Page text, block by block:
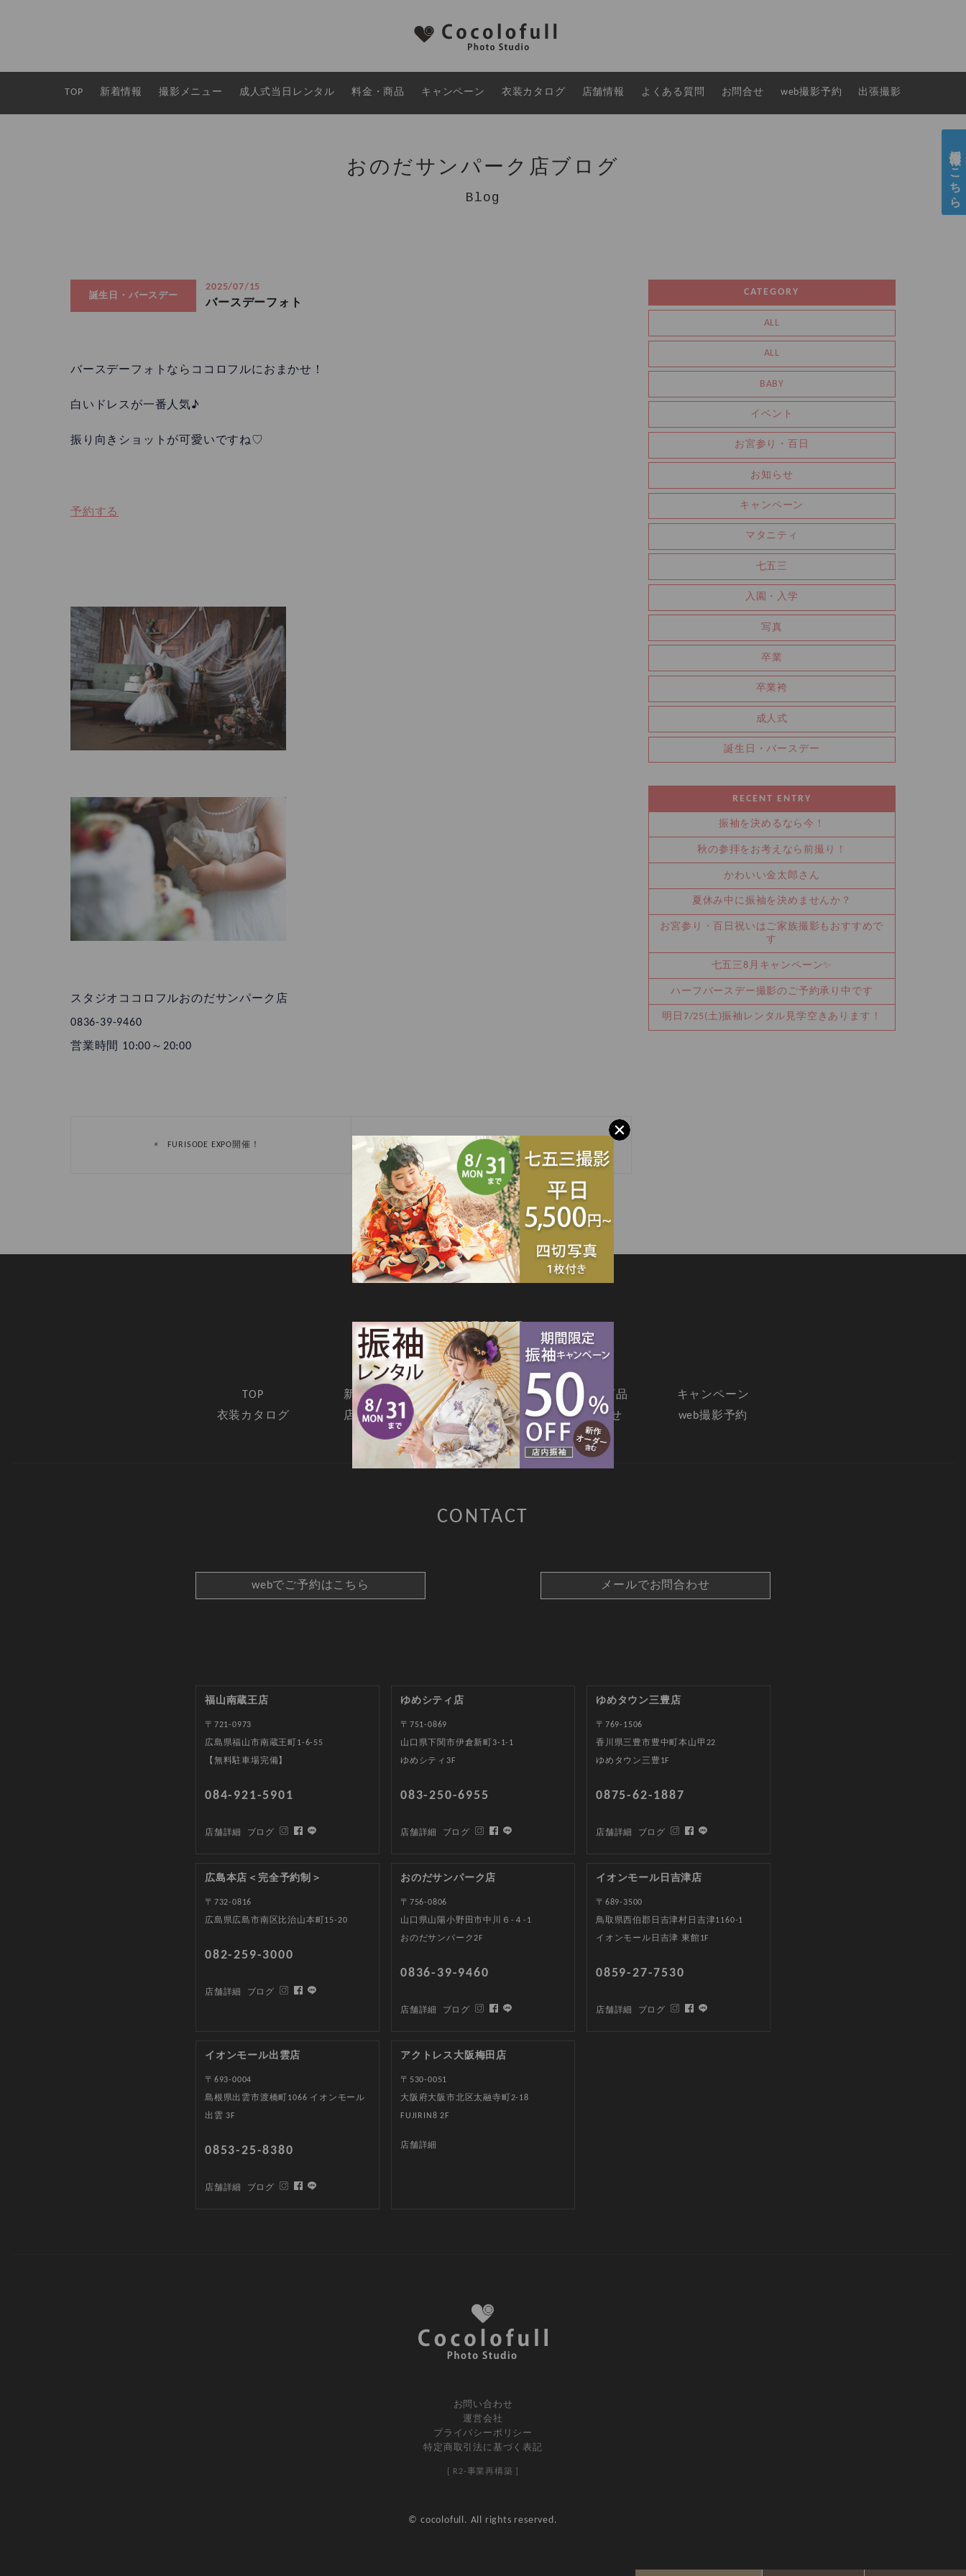
TOP 新着情報 撮影メニュー 成人式当日レンタル 料金・商品 キャンペーン 衣装カタログ 店舗情報 よくある質問 お問合せ web撮影予約 出張撮影
おのだサンパーク店ブログ
Blog
誕生日・バースデー
2025/07/15
バースデーフォト
バースデーフォトならココロフルにおまかせ！
白いドレスが一番人気♪
振り向きショットが可愛いですね♡
予約する
スタジオココロフルおのだサンパーク店
0836-39-9460
営業時間 10:00～20:00
« FURISODE EXPO開催！ 振袖特別展示会
CATEGORY
ALL
ALL
BABY
イベント
お宮参り・百日
お知らせ
キャンペーン
マタニティ
七五三
入園・入学
写真
卒業
卒業袴
成人式
誕生日・バースデー
RECENT ENTRY
振袖を決めるなら今！
秋の参拝をお考えなら前撮り！
かわいい金太郎さん
夏休み中に振袖を決めませんか？
お宮参り・百日祝いはご家族撮影もおすすめで
す
七五三8月キャンペーン✨
ハーフバースデー撮影のご予約承り中です
明日7/25(土)振袖レンタル見学空きあります！
SITEMAP
TOP 新着情報 撮影メニュー 料金・商品
キャンペーン
衣装カタログ
店舗情報 よくあるご質問 お問合せ web撮影予約
CONTACT
webでご予約はこちら メールでお問合わせ
福山南蔵王店
〒721-0973
広島県福山市南蔵王町1-6-55
【無料駐車場完備】
084-921-5901
店舗詳細 ブログ
ゆめシティ店
〒751-0869
山口県下関市伊倉新町3-1-1
ゆめシティ3F
083-250-6955
店舗詳細 ブログ
ゆめタウン三豊店
〒769-1506
香川県三豊市豊中町本山甲22
ゆめタウン三豊1F
0875-62-1887
店舗詳細 ブログ
広島本店＜完全予約制＞
〒732-0816
広島県広島市南区比治山本町15-20
082-259-3000
店舗詳細 ブログ
おのだサンパーク店
〒756-0806
山口県山陽小野田市中川６-４-1
おのだサンパーク2F
0836-39-9460
店舗詳細 ブログ
イオンモール日吉津店
〒689-3500
鳥取県西伯郡日吉津村日吉津1160-1
イオンモール日吉津 東館1F
0859-27-7530
店舗詳細 ブログ
イオンモール出雲店
〒693-0004
島根県出雲市渡橋町1066 イオンモール
出雲 3F
0853-25-8380
店舗詳細 ブログ
アクトレス大阪梅田店
〒530-0051
大阪府大阪市北区太融寺町2-18
FUJIRIN8 2F
店舗詳細
お問い合わせ
運営会社
プライバシーポリシー
特定商取引法に基づく表記
[ R2-事業再構築 ]
© cocolofull. All rights reserved.
採用情報はこちら